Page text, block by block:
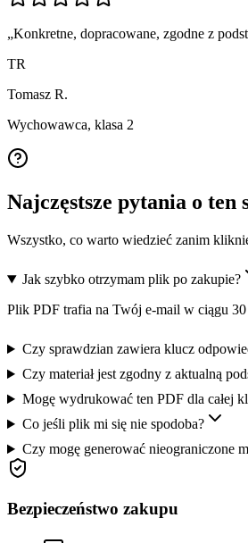
„Konkretne, dopracowane, zgodne z
TR
Tomasz R.
Wychowawca, klasa 2
Najczęstsze pytania o ten
Wszystko, co warto wiedzieć zanim
Jak szybko otrzymam plik po zakupie?
Plik PDF trafia na Twój e-mail w ciągu
Czy sprawdzian zawiera klucz
Czy materiał jest zgodny z aktualną
Mogę wydrukować ten PDF dla całej
Co jeśli plik mi się nie spodoba?
Czy mogę generować nieograniczone
Bezpieczeństwo zakupu